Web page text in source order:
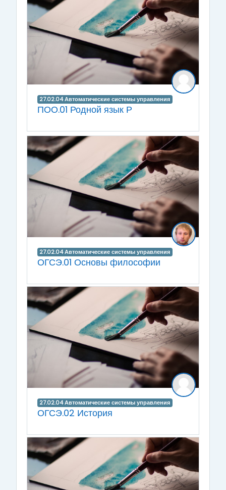
27.02.04 Автоматические системы управления
ПОО.01 Родной язык Р
27.02.04 Автоматические системы управления
ОГСЭ.01 Основы философии
27.02.04 Автоматические системы управления
ОГСЭ.02 История